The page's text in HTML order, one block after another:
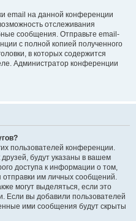
email на данной конференции
отслеживания
сообщения. Отправьте email-
с полной копией полученного
в которых содержится
Администратор конференции
пользователей конференции.
будут указаны в вашем
доступа к информации о том,
отправки им личных сообщений.
могут выделяться, если это
Если вы добавили пользователей
ими сообщения будут скрыты